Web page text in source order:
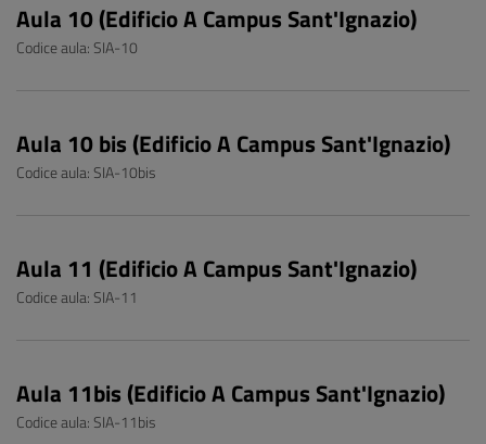
Aula 10 (Edificio A Campus Sant'Ignazio)
Codice aula: SIA-10
Aula 10 bis (Edificio A Campus Sant'Ignazio)
Codice aula: SIA-10bis
Aula 11 (Edificio A Campus Sant'Ignazio)
Codice aula: SIA-11
Aula 11bis (Edificio A Campus Sant'Ignazio)
Codice aula: SIA-11bis